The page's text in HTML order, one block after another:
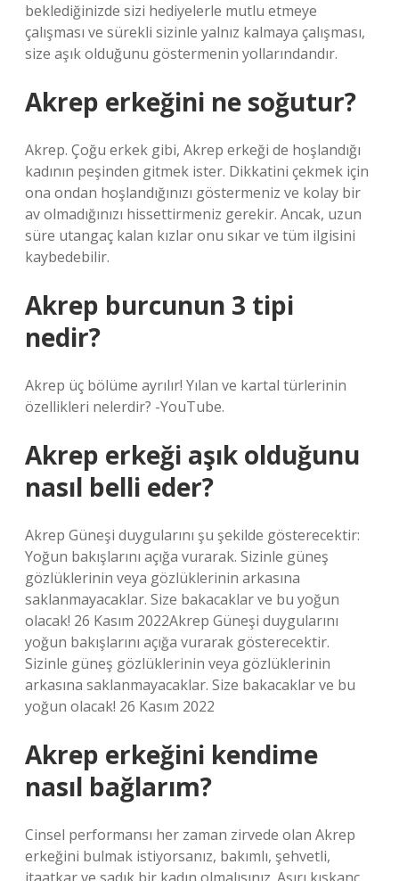
beklediğinizde sizi hediyelerle mutlu etmeye
çalışması ve sürekli sizinle yalnız kalmaya çalışması,
size aşık olduğunu göstermenin yollarındandır.
Akrep erkeğini ne soğutur?
Akrep. Çoğu erkek gibi, Akrep erkeği de hoşlandığı
kadının peşinden gitmek ister. Dikkatini çekmek için
ona ondan hoşlandığınızı göstermeniz ve kolay bir
av olmadığınızı hissettirmeniz gerekir. Ancak, uzun
süre utangaç kalan kızlar onu sıkar ve tüm ilgisini
kaybedebilir.
Akrep burcunun 3 tipi
nedir?
Akrep üç bölüme ayrılır! Yılan ve kartal türlerinin
özellikleri nelerdir? -YouTube.
Akrep erkeği aşık olduğunu
nasıl belli eder?
Akrep Güneşi duygularını şu şekilde gösterecektir:
Yoğun bakışlarını açığa vurarak. Sizinle güneş
gözlüklerinin veya gözlüklerinin arkasına
saklanmayacaklar. Size bakacaklar ve bu yoğun
olacak! 26 Kasım 2022Akrep Güneşi duygularını
yoğun bakışlarını açığa vurarak gösterecektir.
Sizinle güneş gözlüklerinin veya gözlüklerinin
arkasına saklanmayacaklar. Size bakacaklar ve bu
yoğun olacak! 26 Kasım 2022
Akrep erkeğini kendime
nasıl bağlarım?
Cinsel performansı her zaman zirvede olan Akrep
erkeğini bulmak istiyorsanız, bakımlı, şehvetli,